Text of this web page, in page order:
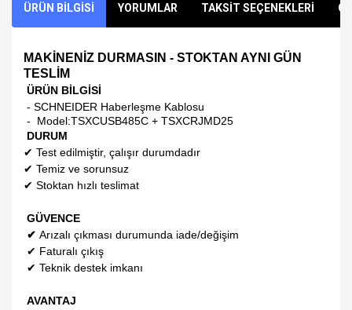
ÜRÜN BİLGİSİ YORUMLAR TAKSİT SEÇENEKLERİ
MAKİNENİZ DURMASIN - STOKTAN AYNI GÜN
TESLİM
ÜRÜN BİLGİSİ
- SCHNEIDER Haberleşme Kablosu
- Model:TSXCUSB485C + TSXCRJMD25
DURUM
✔ Test edilmiştir, çalışır durumdadır
✔ Temiz ve sorunsuz
✔ Stoktan hızlı teslimat
GÜVENCE
✔ Arızalı çıkması durumunda iade/değişim
✔ Faturalı çıkış
✔ Teknik destek imkanı
AVANTAJ